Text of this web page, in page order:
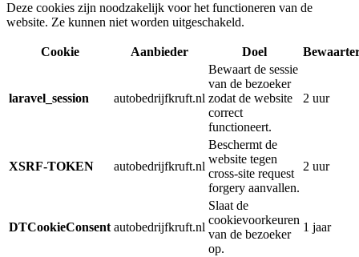
Deze cookies zijn noodzakelijk voor het functioneren van de
website. Ze kunnen niet worden uitgeschakeld.
Cookie Aanbieder Doel
laravel_session autobedrijfkruft.nl
Bewaart de sessie
van de bezoeker
zodat de website
correct
functioneert.
2 uur
XSRF-TOKEN autobedrijfkruft.nl
Beschermt de
website tegen
cross-site request
forgery aanvallen.
2 uur
DTCookieConsent autobedrijfkruft.nl
Slaat de
cookievoorkeuren
van de bezoeker
op.
1 jaar